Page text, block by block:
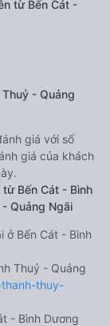
từ Bến Cát -
- Quảng
giá với số
giá của khách
Bến Cát - Bình
Quảng Ngãi
ở Bến Cát - Bình
Thuỷ - Quảng
thuy-
- Bình Dương